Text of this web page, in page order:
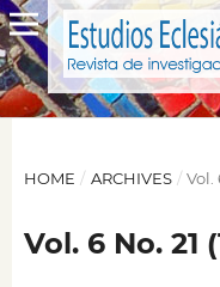
HOME / ARCHIVES / Vol.
Vol. 6 No. 21